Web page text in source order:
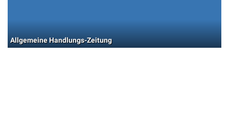
Allgemeine Handlungs-Zeitung